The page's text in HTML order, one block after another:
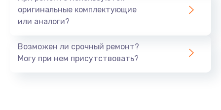
оригинальные комплектующие
или аналоги?
Возможен ли срочный ремонт?
Могу при нем присутствовать?